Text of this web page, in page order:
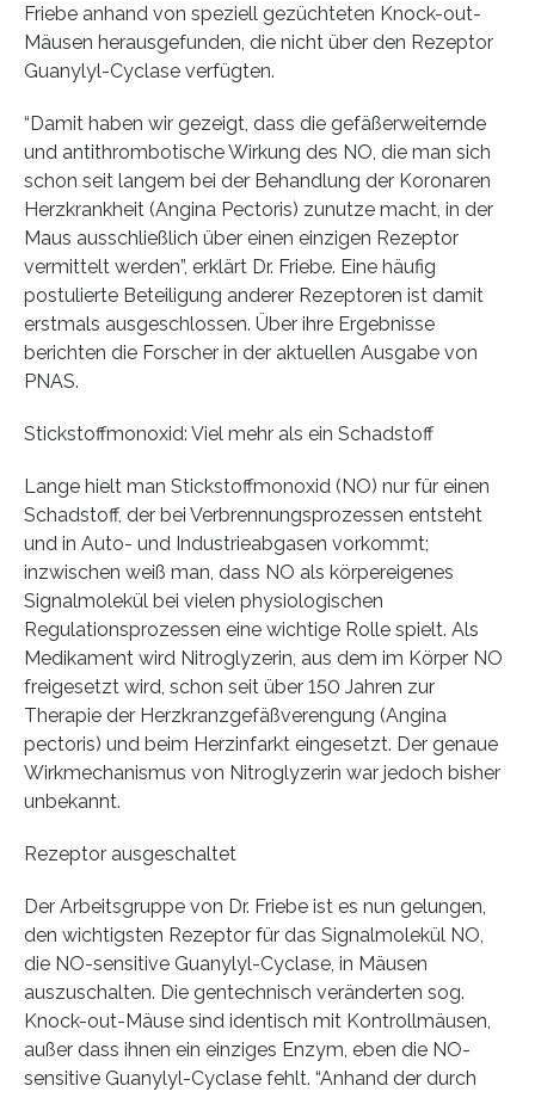
Friebe anhand von speziell gezüchteten Knock-out-
Mäusen herausgefunden, die nicht über den Rezeptor
Guanylyl-Cyclase verfügten.
“Damit haben wir gezeigt, dass die gefäßerweiternde
und antithrombotische Wirkung des NO, die man sich
schon seit langem bei der Behandlung der Koronaren
Herzkrankheit (Angina Pectoris) zunutze macht, in der
Maus ausschließlich über einen einzigen Rezeptor
vermittelt werden”, erklärt Dr. Friebe. Eine häufig
postulierte Beteiligung anderer Rezeptoren ist damit
erstmals ausgeschlossen. Über ihre Ergebnisse
berichten die Forscher in der aktuellen Ausgabe von
PNAS.
Stickstoffmonoxid: Viel mehr als ein Schadstoff
Lange hielt man Stickstoffmonoxid (NO) nur für einen
Schadstoff, der bei Verbrennungsprozessen entsteht
und in Auto- und Industrieabgasen vorkommt;
inzwischen weiß man, dass NO als körpereigenes
Signalmolekül bei vielen physiologischen
Regulationsprozessen eine wichtige Rolle spielt. Als
Medikament wird Nitroglyzerin, aus dem im Körper NO
freigesetzt wird, schon seit über 150 Jahren zur
Therapie der Herzkranzgefäßverengung (Angina
pectoris) und beim Herzinfarkt eingesetzt. Der genaue
Wirkmechanismus von Nitroglyzerin war jedoch bisher
unbekannt.
Rezeptor ausgeschaltet
Der Arbeitsgruppe von Dr. Friebe ist es nun gelungen,
den wichtigsten Rezeptor für das Signalmolekül NO,
die NO-sensitive Guanylyl-Cyclase, in Mäusen
auszuschalten. Die gentechnisch veränderten sog.
Knock-out-Mäuse sind identisch mit Kontrollmäusen,
außer dass ihnen ein einziges Enzym, eben die NO-
sensitive Guanylyl-Cyclase fehlt. “Anhand der durch